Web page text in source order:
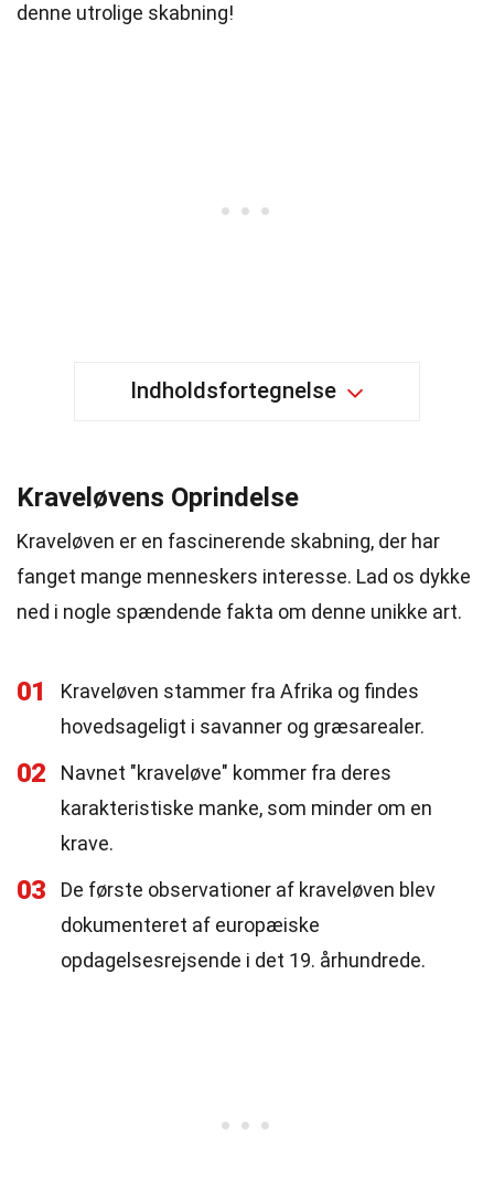
denne utrolige skabning!
Indholdsfortegnelse
Kraveløvens Oprindelse
Kraveløven er en fascinerende skabning, der har
fanget mange menneskers interesse. Lad os dykke
ned i nogle spændende fakta om denne unikke art.
01
Kraveløven stammer fra Afrika og findes
hovedsageligt i savanner og græsarealer.
02
Navnet "kraveløve" kommer fra deres
karakteristiske manke, som minder om en
krave.
03
De første observationer af kraveløven blev
dokumenteret af europæiske
opdagelsesrejsende i det 19. århundrede.